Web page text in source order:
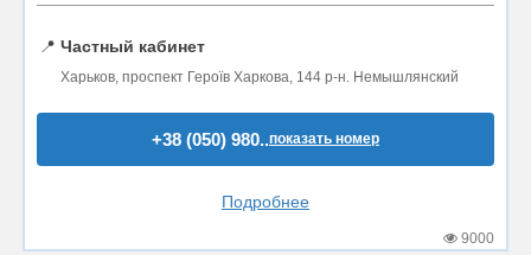
📍 Частный кабинет
Харьков, проспект Героїв Харкова, 144 р-н. Немышлянский
+38 (050) 980..показать номер
Подробнее
9000